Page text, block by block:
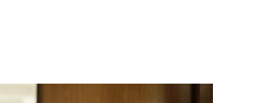
una nueva ventana)
ventana)